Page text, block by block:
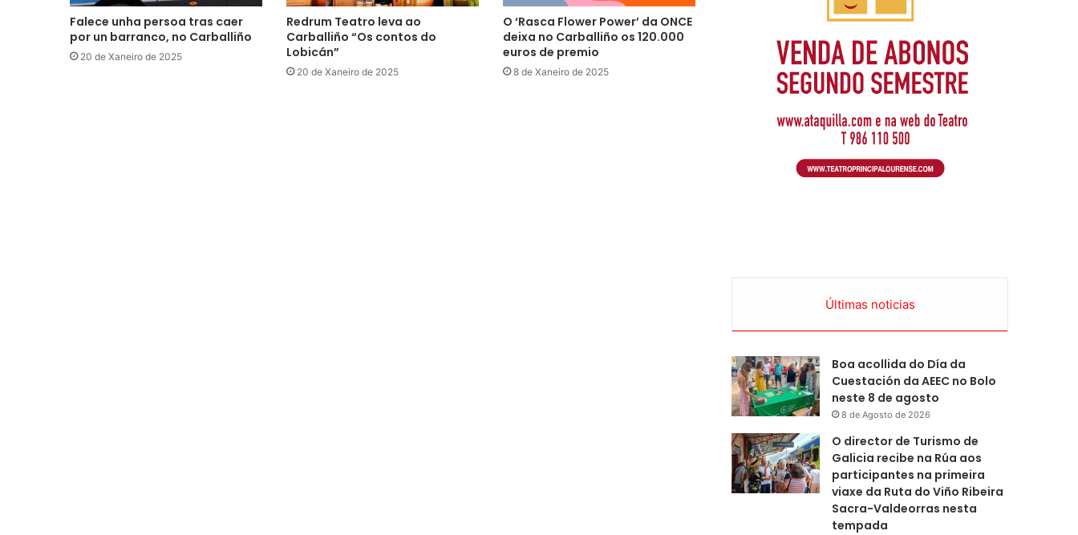
Falece unha persoa tras caer
por un barranco, no Carballiño
20 de Xaneiro de 2025
Redrum Teatro leva ao
Carballiño “Os contos do
Lobicán”
20 de Xaneiro de 2025
O ‘Rasca Flower Power’ da ONCE
deixa no Carballiño os 120.000
euros de premio
8 de Xaneiro de 2025
Últimas noticias
Boa acollida do Día da
Cuestación da AEEC no Bolo
neste 8 de agosto
8 de Agosto de 2026
O director de Turismo de
Galicia recibe na Rúa aos
participantes na primeira
viaxe da Ruta do Viño Ribeira
Sacra-Valdeorras nesta
tempada